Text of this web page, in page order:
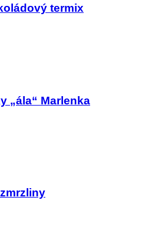
termix
„ála“ Marlenka